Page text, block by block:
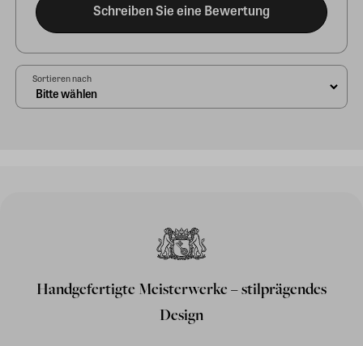
Schreiben Sie eine Bewertung
Sortieren nach
Handgefertigte Meisterwerke – stilprägendes
Design